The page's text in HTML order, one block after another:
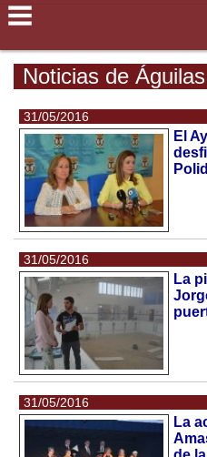
Noticias de
31/05/2016
El
31/05/2016
La
31/05/2016
La